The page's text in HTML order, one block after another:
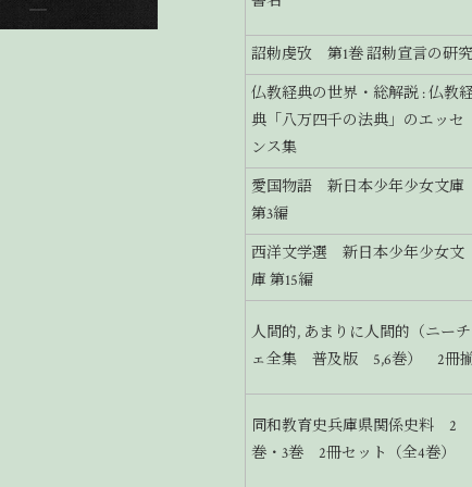
詔勅虔攷 第1巻 詔勅宣言の研究
仏教経典の世界・総解説 : 仏教
典「八万四千の法典」のエッセ
ンス集
愛国物語 新日本少年少女文庫
第3編
西洋文学選 新日本少年少女文
庫 第15編
人間的, あまりに人間的（ニーチ
ェ全集 普及版 5,6巻） 2冊
同和教育史兵庫県関係史料 2
巻・3巻 2冊セット（全4巻）